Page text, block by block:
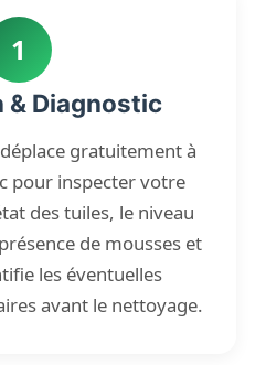
1
& Diagnostic
gratuitement à
pour inspecter votre
des tuiles, le niveau
de mousses et
les éventuelles
avant le nettoyage.